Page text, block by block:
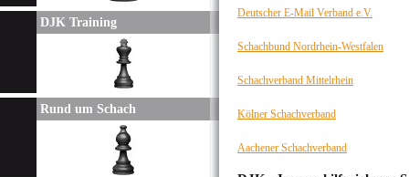
DJK Training
Rund um Schach
Deutscher E-Mail Verband e.V.
Schachbund Nordrhein-Westfalen
Schachverband Mittelrhein
Kölner Schachverband
Aachener Schachverband